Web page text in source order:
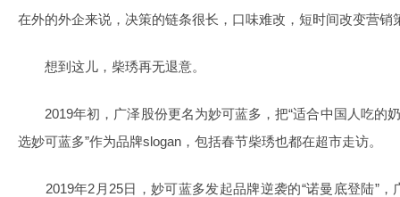
在外的外企来说，决策的链条很长，口味难改，短时间改变营销
想到这儿，柴琇再无退意。
2019年初，广泽股份更名为妙可蓝多，把“适合中国人吃的奶
选妙可蓝多”作为品牌slogan，包括春节柴琇也都在超市走访。
2019年2月25日，妙可蓝多发起品牌逆袭的“诺曼底登陆”，